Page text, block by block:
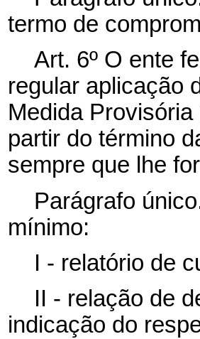
termo de
Art. 6º O ente
regular aplicação
Medida
partir do término
sempre que lhe
Parágrafo
mínimo:
I - relatório de
II - relação de
indicação do